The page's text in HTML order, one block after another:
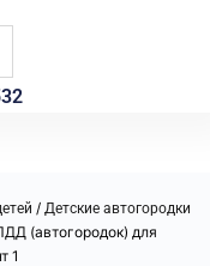
/ Детские автогородки
(автогородок) для
1